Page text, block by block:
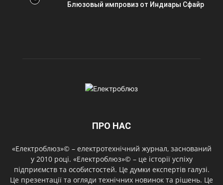
Блюзовый импровиз от Индиары Сфайр
ПРО НАС
«Електроблюз»© – електротехнічний журнал, заснований
у 2010 році. «Електроблюз»© – це історії успіху
підприємств та особистостей. Це думки експертів галузі.
Це презентації та огляди технічних новинок та рішень. Це